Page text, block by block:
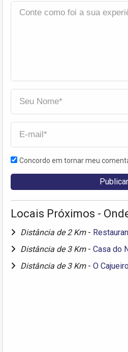
Concordo em tornar meu
Locais Próximos -
Distância de 2 Km -
Distância de 3 Km - Casa do
Distância de 3 Km - O